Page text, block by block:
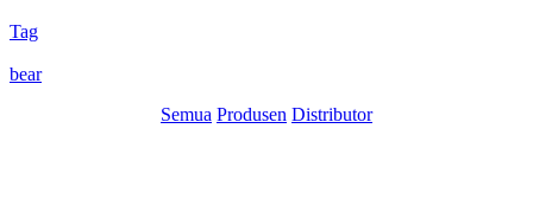
Tag
bear
Semua Produsen Distributor